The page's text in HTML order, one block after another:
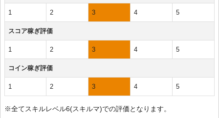
1 2 3 4 5
スコア稼ぎ評価
1 2 3 4 5
コイン稼ぎ評価
1 2 3 4 5
※全てスキルレベル6(スキルマ)での評価となります。